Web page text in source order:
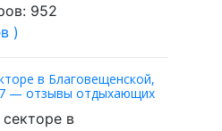
952
)
в Благовещенской,
— отзывы отдыхающих
в